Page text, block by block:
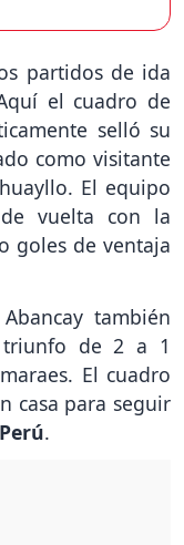
partidos de ida
el cuadro de
selló su
como visitante
El equipo
vuelta con la
goles de ventaja
también
triunfo de 2 a 1
El cuadro
casa para seguir
.